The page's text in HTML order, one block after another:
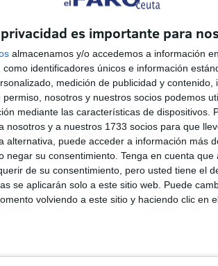
es importante para
almacenamos y/o accedemos a información
identificadores únicos e información
medición de publicidad y contenido,
permiso, nosotros y nuestros socios podemos
mediante las características de dispositivos.
nosotros y a nuestros 1733 socios para que
alternativa, puede acceder a información más
negar su consentimiento. Tenga en cuenta
de su consentimiento, pero usted tiene el
se aplicarán solo a este sitio web. Puede
volviendo a este sitio y haciendo clic en
, capaz de sacar partido a la